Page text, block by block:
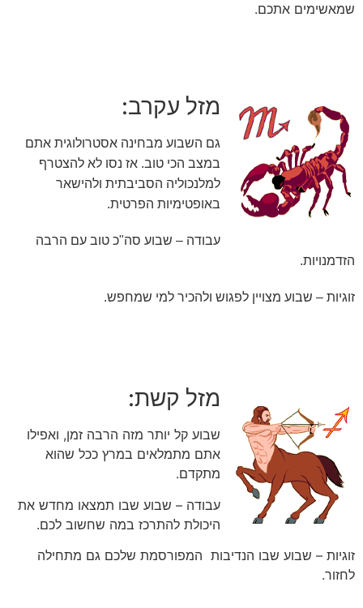
שמאשימים אתכם.
מזל עקרב:
גם השבוע מבחינה אסטרולוגית אתם
במצב הכי טוב. אז נסו לא להצטרף
למלנכוליה הסביבתית ולהישאר
באופטימיות הפרטית.
עבודה – שבוע סה"כ טוב עם הרבה
הזדמנויות.
זוגיות – שבוע מצויין לפגוש ולהכיר למי שמחפש.
מזל קשת:
שבוע קל יותר מזה הרבה זמן, ואפילו
אתם מתמלאים במרץ ככל שהוא
מתקדם.
עבודה – שבוע שבו תמצאו מחדש את
היכולת להתרכז במה שחשוב לכם.
זוגיות – שבוע שבו הנדיבות המפורסמת שלכם גם מתחילה
לחזור.